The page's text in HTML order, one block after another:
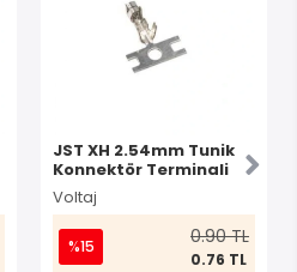
JST XH 2.54mm Tunik
Konnektör Terminali
Voltaj
%15 0.90 TL
0.76 TL